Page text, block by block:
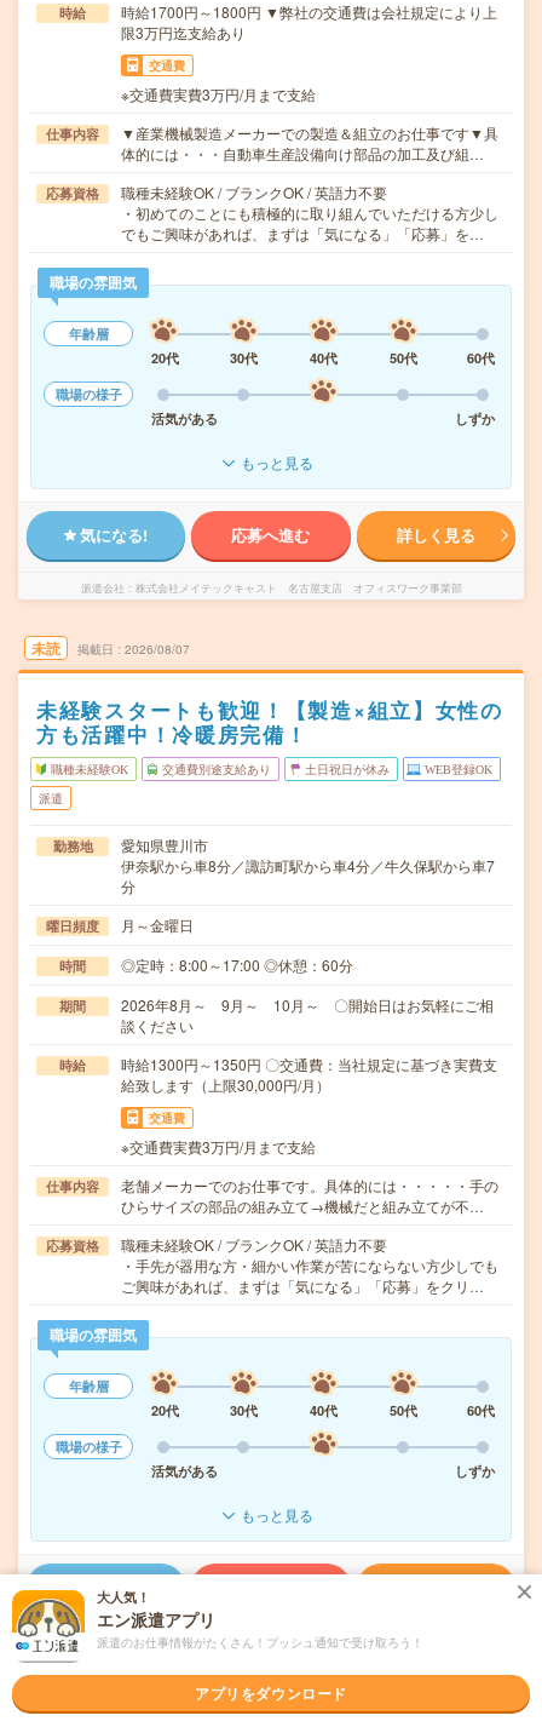
時給
時給1700円～1800円 ▼弊社の交通費は会社規定により上
限3万円迄支給あり
交通費
※交通費実費3万円/月まで支給
仕事内容
▼産業機械製造メーカーでの製造＆組立のお仕事です▼具
体的には・・・自動車生産設備向け部品の加工及び組…
応募資格
職種未経験OK / ブランクOK / 英語力不要
・初めてのことにも積極的に取り組んでいただける方少し
でもご興味があれば、まずは「気になる」「応募」を…
職場の雰囲気
年齢層
20代
30代 40代 50代
60代
職場の様子
活気がある
しずか
もっと見る
気になる! 応募へ進む 詳しく見る
派遣会社 株式会社メイテックキャスト 名古屋支店 オフィスワーク事業部
未読 掲載日 2026/08/07
未経験スタートも歓迎！【製造×組立】女性の
方も活躍中！冷暖房完備！
職種未経験OK 交通費別途支給あり 土日祝日が休み WEB登録OK
派遣
勤務地
愛知県豊川市
伊奈駅から車8分／諏訪町駅から車4分／牛久保駅から車7
分
曜日頻度 月～金曜日
時間 ◎定時：8:00～17:00 ◎休憩：60分
期間
2026年8月～ 9月～ 10月～ 〇開始日はお気軽にご相
談ください
時給
時給1300円～1350円 〇交通費：当社規定に基づき実費支
給致します（上限30,000円/月）
交通費
※交通費実費3万円/月まで支給
仕事内容
老舗メーカーでのお仕事です。具体的には・・・・・手の
ひらサイズの部品の組み立て→機械だと組み立てが不…
応募資格
職種未経験OK / ブランクOK / 英語力不要
・手先が器用な方・細かい作業が苦にならない方少しでも
ご興味があれば、まずは「気になる」「応募」をクリ…
職場の雰囲気
年齢層
20代
30代 40代 50代
60代
職場の様子
活気がある
しずか
もっと見る
気になる!
派遣会社 株式会社メイテックキャスト 名古屋支店 オフィスワーク事業部
大人気！
エン派遣アプリ
派遣のお仕事情報がたくさん！プッシュ通知で受け取ろう！
アプリをダウンロード